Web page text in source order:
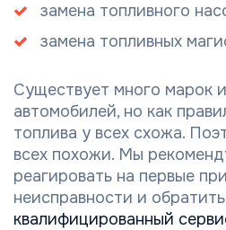
замена топливного
замена топливных
Существует много марок
автомобилей, но как
топлива у всех схожа.
всех похожи. Мы
реагировать на первые
неисправности и
квалифицированный